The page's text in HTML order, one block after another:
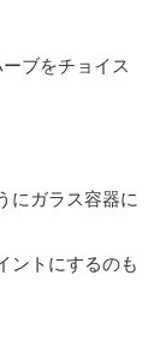
ブをチョイス
にガラス容器に
ントにするのも